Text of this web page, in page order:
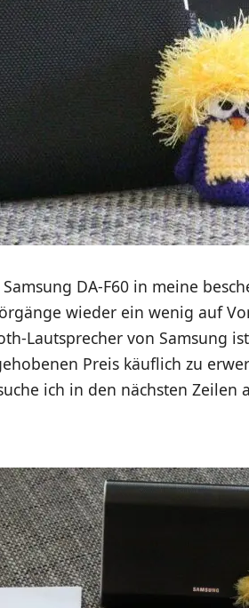
DA-F60 in meine
wieder ein wenig auf
Lautsprecher von Samsung
Preis käuflich zu
ich in den nächsten Zeilen